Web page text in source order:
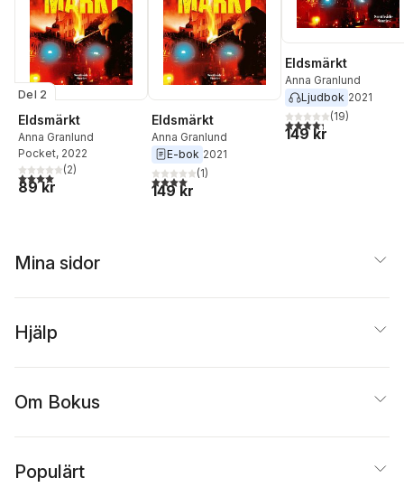
Del 2
Eldsmärkt
Anna Granlund
Pocket, 2022
4,0utav 5 stjärnor. Totalt antal röster:
(2)
89 kr
Eldsmärkt
Anna Granlund
E-bok 2021
4,0utav 5 stjärnor. Totalt antal röster:
(1)
149 kr
Eldsmärkt
Anna Granlund
Ljudbok 2021
4,3utav 5 stjärnor.
(19)
149 kr
Mina sidor
Hjälp
Om Bokus
Populärt